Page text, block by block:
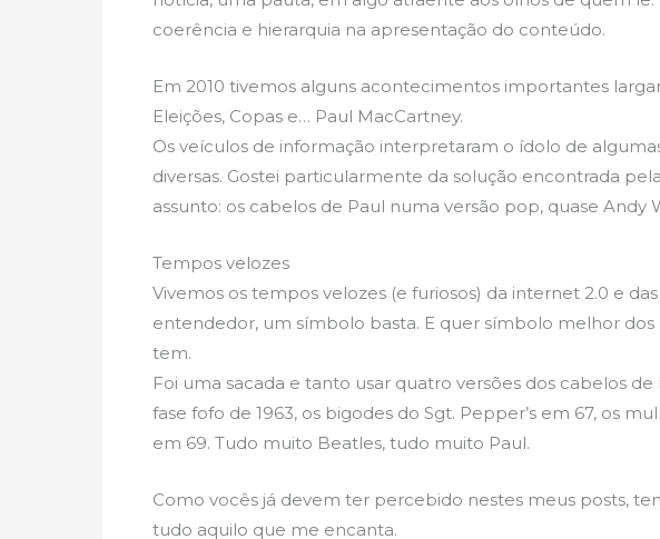
coerência e hierarquia na apresentação do conteúdo.
Em 2010 tivemos alguns acontecimentos importantes
Eleições, Copas e… Paul MacCartney.
Os veículos de informação interpretaram o ídolo de
diversas. Gostei particularmente da solução encontrada
assunto: os cabelos de Paul numa versão pop, quase Andy
Tempos velozes
Vivemos os tempos velozes (e furiosos) da internet 2.0 e
entendedor, um símbolo basta. E quer símbolo melhor dos
tem.
Foi uma sacada e tanto usar quatro versões dos cabelos
fase fofo de 1963, os bigodes do Sgt. Pepper’s em 67, os
em 69. Tudo muito Beatles, tudo muito Paul.
Como vocês já devem ter percebido nestes meus posts,
tudo aquilo que me encanta.